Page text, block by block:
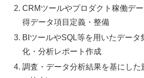
CRMツールやプロダクト稼働デ
得データ項目定義・整備
BIツールやSQL等を用いたデータ
化・分析レポート作成
調査・データ分析結果を基にした